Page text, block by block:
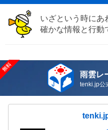
いざという時にあ
確かな情報と行動
雨雲レ
tenki.jp公